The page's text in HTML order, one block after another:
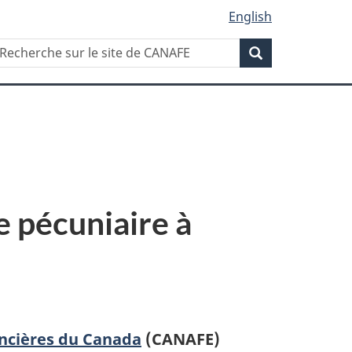
English
Recherche
pécuniaire à
du Canada (CANAFE)